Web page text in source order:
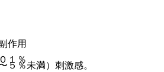
作用
％未満）刺激感。
１％